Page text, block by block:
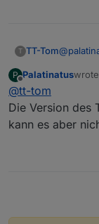
T TT-Tom@
ja, der
P
Offline
Palatinatus
last
@tt-tom
Die Version des
kann es aber